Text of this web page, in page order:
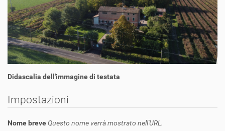
Didascalia dell'immagine di testata
Impostazioni
Nome breveQuesto nome verrà mostrato nell'URL.